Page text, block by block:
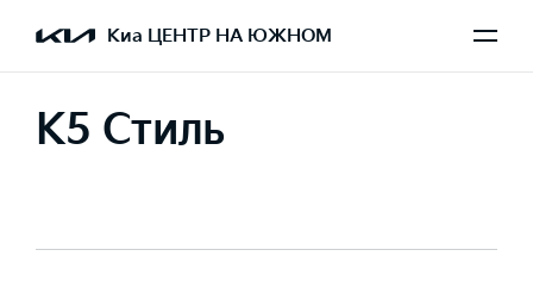
Киа ЦЕНТР НА ЮЖНОМ
K5 Стиль